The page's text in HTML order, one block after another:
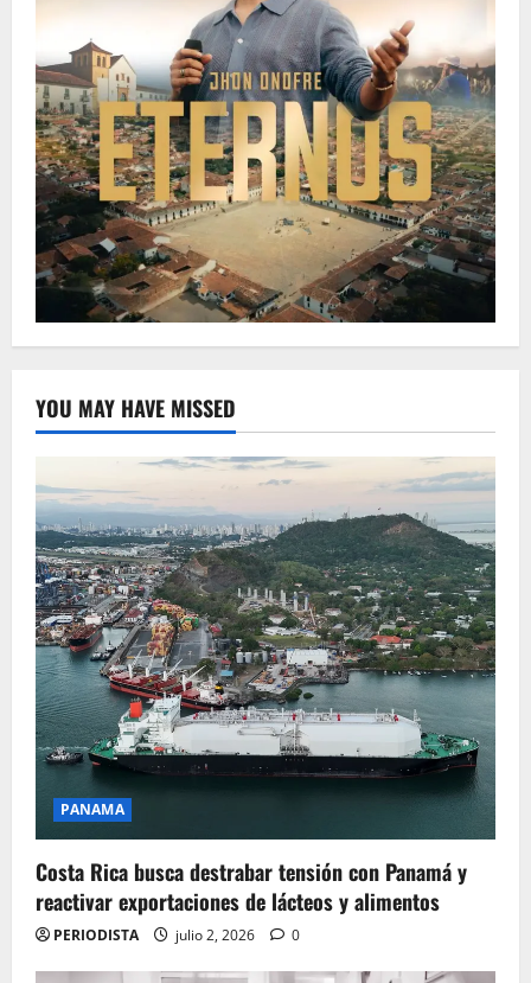
YOU MAY HAVE MISSED
PANAMA
Costa Rica busca destrabar tensión con Panamá y
reactivar exportaciones de lácteos y alimentos
PERIODISTA julio 2, 2026 0